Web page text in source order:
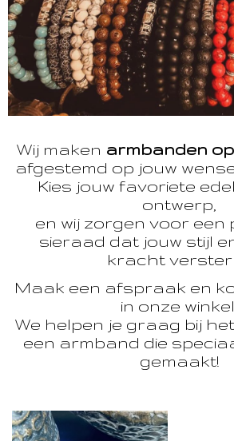
Wij maken armbanden
afgestemd op jouw
Kies jouw favoriete
ontwerp,
en wij zorgen voor een
sieraad dat jouw stijl
kracht
Maak een afspraak en
in onze winkel.
We helpen je graag bij
een armband die
gemaakt!